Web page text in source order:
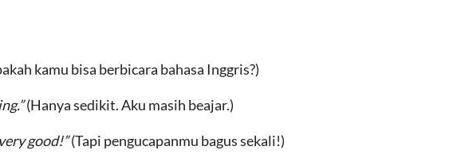
kamu bisa berbicara bahasa Inggris?)
(Hanya sedikit. Aku masih beajar.)
good!”(Tapi pengucapanmu bagus sekali!)